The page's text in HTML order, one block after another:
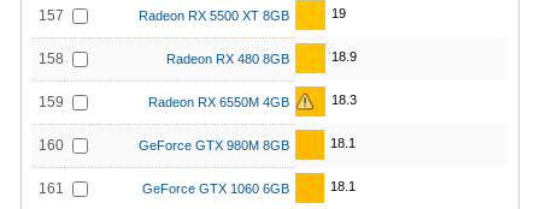
157 Radeon RX 5500 XT 8GB 19
158 Radeon RX 480 8GB 18.9
159 Radeon RX 6550M 4GB 18.3
160 GeForce GTX 980M 8GB 18.1
161 GeForce GTX 1060 6GB 18.1